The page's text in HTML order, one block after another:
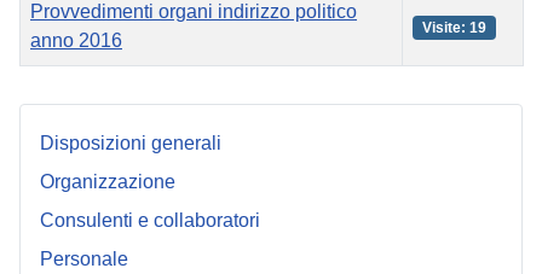
Disposizioni generali
Organizzazione
Consulenti e collaboratori
Personale
Provvedimenti organi indirizzo politico
anno 2016
Visite: 19